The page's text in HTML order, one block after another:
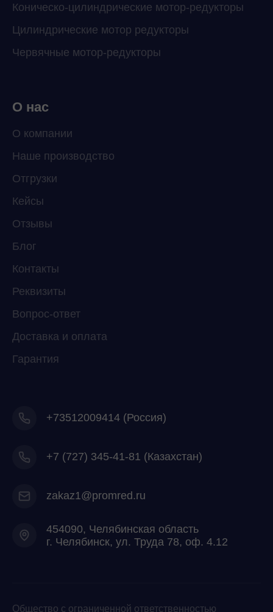
Коническо-цилиндрические мотор-редукторы
Цилиндрические мотор редукторы
Червячные мотор-редукторы
О нас
О компании
Наше производство
Отгрузки
Кейсы
Отзывы
Блог
Контакты
Реквизиты
Вопрос-ответ
Доставка и оплата
Гарантия
+73512009414 (Россия)
+7 (727) 345-41-81 (Казахстан)
zakaz1@promred.ru
454090, Челябинская область
г. Челябинск, ул. Труда 78, оф. 4.12
Общество с ограниченной ответственностью
Мессенджеры
Свяжитесь с нами через любой удобный
Telegram